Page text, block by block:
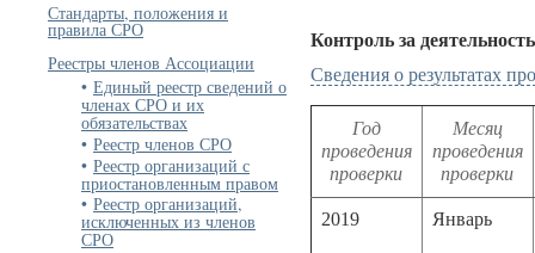
Стандарты, положения и
правила СРО
Реестры членов Ассоциации
Единый реестр сведений о
членах СРО и их
обязательствах
Реестр членов СРО
Реестр организаций с
приостановленным правом
Реестр организаций,
исключенных из членов
СРО
Контроль за
Сведения о результатах
Год
проведения
проверки
Месяц
проведения
проверки
2019 Январь